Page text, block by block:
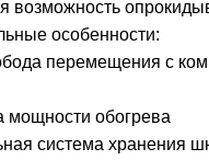
возможность
особенности:
перемещения с
мощности обогрева
система хранения